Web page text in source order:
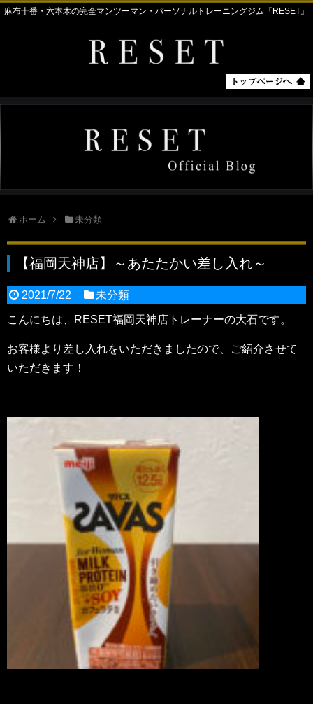
麻布十番・六本木の完全マンツーマン・パーソナルトレーニングジム『RESET』
ホーム 未分類
【福岡天神店】～あたたかい差し入れ～
2021/7/22 未分類
こんにちは、RESET福岡天神店トレーナーの大石です。
お客様より差し入れをいただきましたので、ご紹介させて
いただきます！